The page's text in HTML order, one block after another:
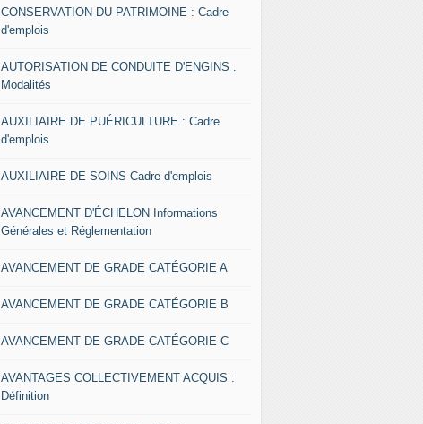
CONSERVATION DU PATRIMOINE : Cadre
d'emplois
AUTORISATION DE CONDUITE D'ENGINS :
Modalités
AUXILIAIRE DE PUÉRICULTURE : Cadre
d'emplois
AUXILIAIRE DE SOINS Cadre d'emplois
AVANCEMENT D'ÉCHELON Informations
Générales et Réglementation
AVANCEMENT DE GRADE CATÉGORIE A
AVANCEMENT DE GRADE CATÉGORIE B
AVANCEMENT DE GRADE CATÉGORIE C
AVANTAGES COLLECTIVEMENT ACQUIS :
Définition